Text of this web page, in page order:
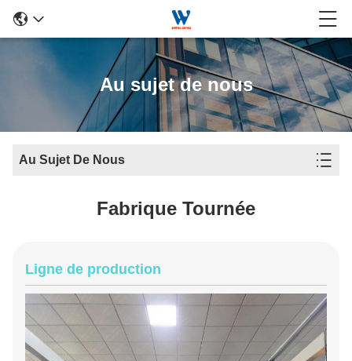
Au sujet de nous
Au Sujet De Nous
Fabrique Tournée
Ligne de production